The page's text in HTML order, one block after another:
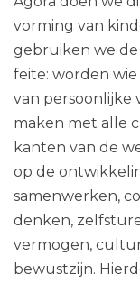
vorming van
gebruiken we de
feite: worden
van persoonlijke
maken met alle
kanten van de
op de
samenwerken,
denken,
vermogen,
bewustzijn.